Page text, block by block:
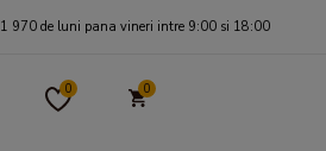
970 de luni pana vineri intre 9:00 si 18:00
0 0